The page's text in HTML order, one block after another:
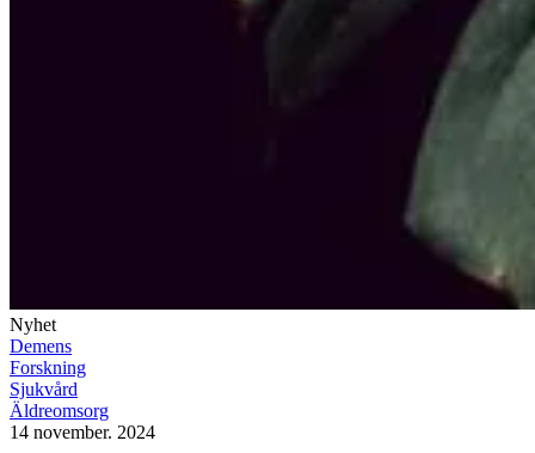
Nyhet
Demens
Forskning
Sjukvård
Äldreomsorg
14 november. 2024